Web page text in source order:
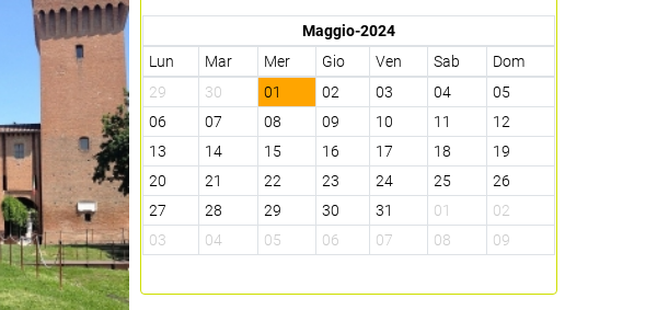
Maggio-2024
Lun
Mar Mer Gio Ven Sab
Dom
29
30 01 02 03 04
05
06
07 08 09 10 11
12
13
14 15 16 17 18
19
20
21 22 23 24 25
26
27
28 29 30 31 01
02
03
04 05 06 07 08 09